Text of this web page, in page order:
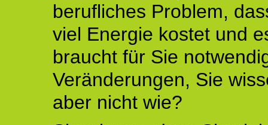
berufliches Problem,
viel Energie kostet und
braucht für Sie
Veränderungen, Sie
aber nicht wie?